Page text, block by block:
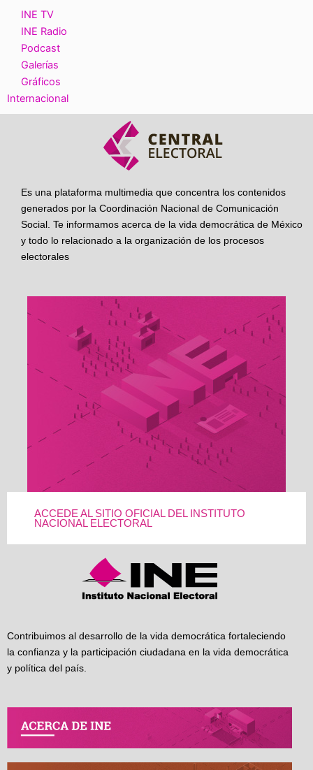
INE TV
INE Radio
Podcast
Galerías
Gráficos
Internacional
Es una plataforma multimedia que concentra los contenidos
generados por la Coordinación Nacional de Comunicación
Social. Te informamos acerca de la vida democrática de México
y todo lo relacionado a la organización de los procesos
electorales
ACCEDE AL SITIO OFICIAL DEL INSTITUTO
NACIONAL ELECTORAL
Contribuimos al desarrollo de la vida democrática fortaleciendo
la confianza y la participación ciudadana en la vida democrática
y política del país.